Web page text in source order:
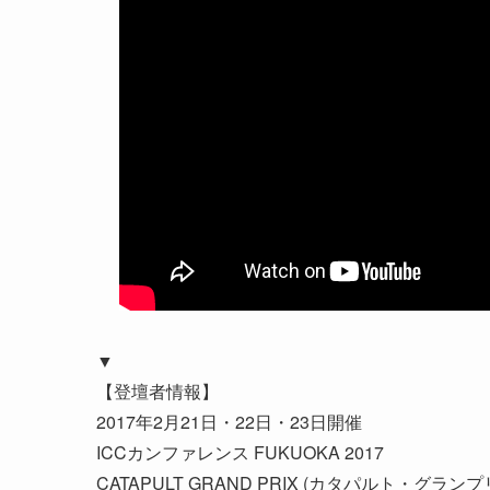
▼
【登壇者情報】
2017年2月21日・22日・23日開催
ICCカンファレンス FUKUOKA 2017
CATAPULT GRAND PRIX (カタパルト・グランプ